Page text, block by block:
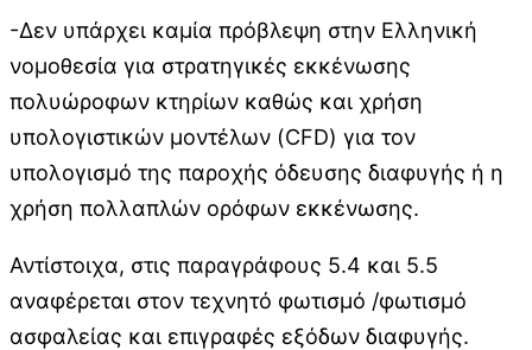
-Δεν υπάρχει καμία πρόβλεψη στην Ελληνική
νομοθεσία για στρατηγικές εκκένωσης
πολυώροφων κτηρίων καθώς και χρήση
υπολογιστικών μοντέλων (CFD) για τον
υπολογισμό της παροχής όδευσης διαφυγής ή η
χρήση πολλαπλών ορόφων εκκένωσης.
Αντίστοιχα, στις παραγράφους 5.4 και 5.5
αναφέρεται στον τεχνητό φωτισμό /φωτισμό
ασφαλείας και επιγραφές εξόδων διαφυγής.